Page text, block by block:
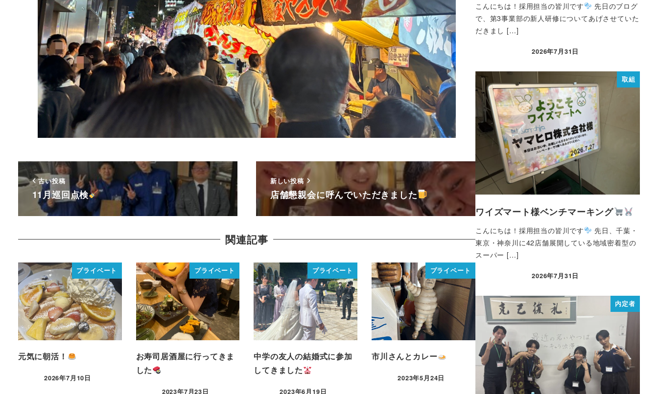
古い投稿
11月巡回点検
新しい投稿
店舗懇親会に呼んでいただきました
関連記事
プライベート
元気に朝活！
2026年7月10日
プライベート
お寿司居酒屋に行ってきま
した
2023年7月23日
プライベート
中学の友人の結婚式に参加
してきました
2023年6月19日
プライベート
市川さんとカレー
2023年5月24日
こんにちは！採用担当の皆川です
先日のブログ
で、第3事業部の新人研修についてあげさせていた
だきまし […]
2026年7月31日
取組
ワイズマート様ベンチマーキング
こんにちは！採用担当の皆川です
先日、千葉・
東京・神奈川に42店舗展開している地域密着型の
スーパー […]
2026年7月31日
内定者